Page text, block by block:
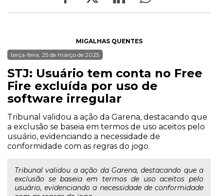
MIGALHAS QUENTES
terça-feira, 25 de março de 2025
STJ: Usuário tem conta no Free
Fire excluída por uso de
software irregular
Tribunal validou a ação da Garena, destacando que
a exclusão se baseia em termos de uso aceitos pelo
usuário, evidenciando a necessidade de
conformidade com as regras do jogo.
Tribunal validou a ação da Garena, destacando que a
exclusão se baseia em termos de uso aceitos pelo
usuário, evidenciando a necessidade de conformidade